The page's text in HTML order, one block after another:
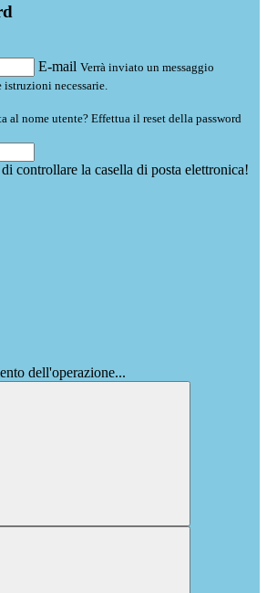
E-mail Verrà inviato un messaggio
necessarie.
al nome utente? Effettua il reset della password
controllare la casella di posta elettronica!
dell'operazione...